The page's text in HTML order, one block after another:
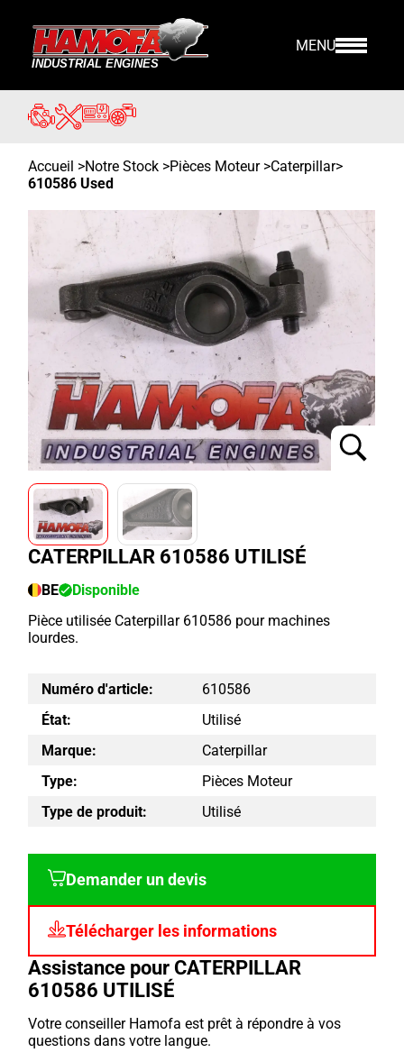
MENU
Accueil >Notre Stock >Pièces Moteur >Caterpillar>
610586 Used
CATERPILLAR 610586 UTILISÉ
BE
Disponible
Pièce utilisée Caterpillar 610586 pour machines
lourdes.
Numéro d'article:
610586
État:
Utilisé
Marque:
Caterpillar
Type:
Pièces Moteur
Type de produit:
Utilisé
Demander un devis
Télécharger les informations
Assistance pour CATERPILLAR
610586 UTILISÉ
Votre conseiller Hamofa est prêt à répondre à vos
questions dans votre langue.